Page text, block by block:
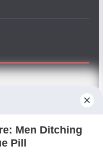
тек со најновите